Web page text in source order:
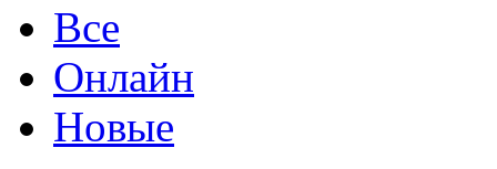
Все
Онлайн
Новые